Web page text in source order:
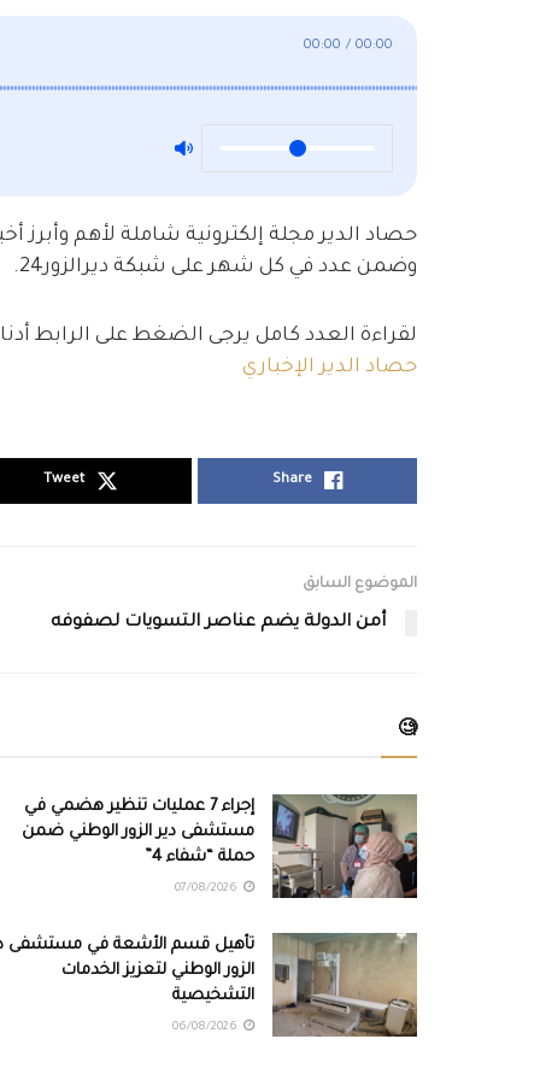
00:00 / 00:00
حصاد الدير مجلة إلكترونية شاملة لأهم وأبرز
وضمن عدد في كل شهر على شبكة ديرالزور24.
لقراءة العدد كامل يرجى الضغط على الرابط
حصاد الدير الإخباري
Share
Tweet
الموضوع السابق
أمن الدولة يضم عناصر التسويات لصفوفه
🧐
إجراء 7 عمليات تنظير هضمي في
مستشفى دير الزور الوطني ضمن
حملة “شفاء 4”
تأهيل قسم الأشعة في مستشفى
الزور الوطني لتعزيز الخدمات
التشخيصية